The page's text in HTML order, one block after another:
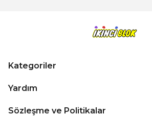
Kategoriler
Yardım
Sözleşme ve Politikalar